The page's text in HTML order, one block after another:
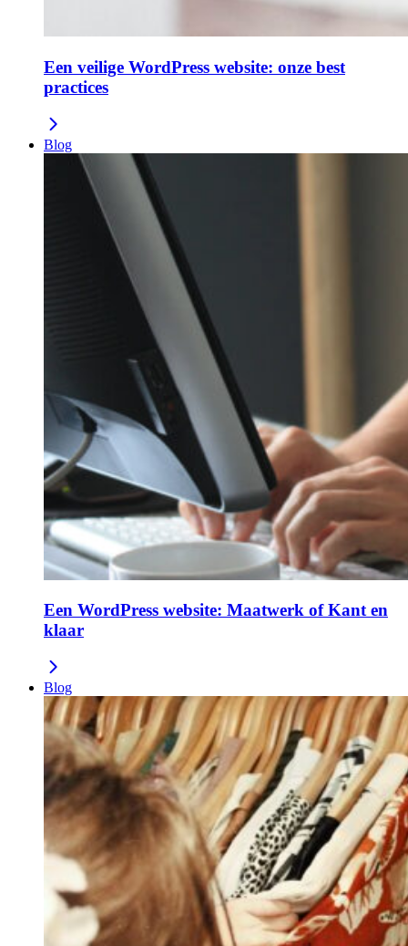
Een veilige WordPress website: onze best
practices
Blog
Een WordPress website: Maatwerk of Kant en
klaar
Blog